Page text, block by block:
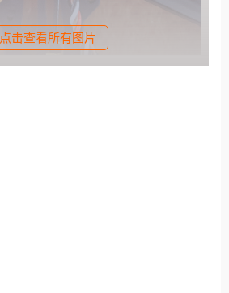
点击查看所有图片